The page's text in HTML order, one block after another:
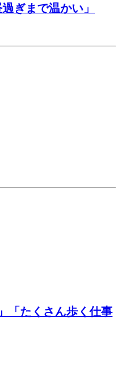
ぎまで温かい」
「たくさん歩く仕事